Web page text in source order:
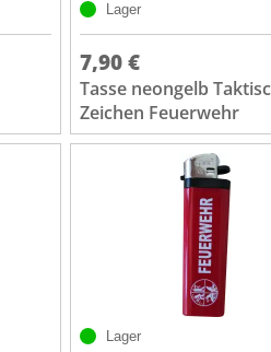
Lager
7,90 €
Tasse neongelb
Zeichen Feuerwehr
Lager